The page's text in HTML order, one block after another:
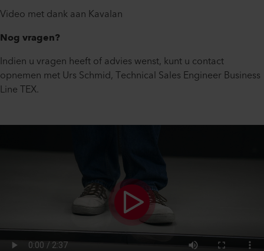
Video met dank aan Kavalan
Nog vragen?
Indien u vragen heeft of advies wenst, kunt u contact
opnemen met Urs Schmid, Technical Sales Engineer Business
Line TEX.